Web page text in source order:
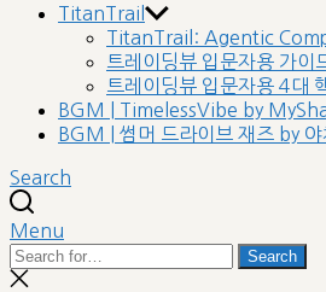
TitanTrail
TitanTrail: Agentic
트레이딩뷰 입문자용 가이
트레이딩뷰 입문자용 4대
BGM | TimelessVibe by
BGM | 썸머 드라이브 재즈 by
Search
Menu
Search
for:
Search
Close